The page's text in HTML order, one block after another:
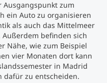
zum
ein Auto zu organisieren
als auch das Mittelmeer
befinden sich
Nähe, wie zum Beispiel
vier Monaten dort kann
in Madrid
dafür zu entscheiden.